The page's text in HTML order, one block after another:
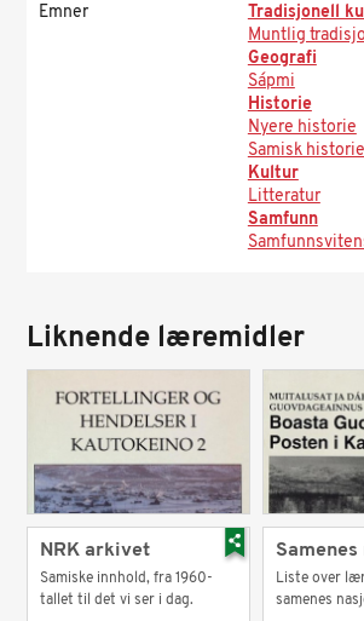
Emner
Tradisjonell
Muntlig
Geografi
Sápmi
Historie
Nyere historie
Samisk historie
Kultur
Litteratur
Samfunn
Liknende læremidler
NRK arkivet
Samiske innhold, fra 1960-
tallet til det vi ser i dag.
Liste over
samenes